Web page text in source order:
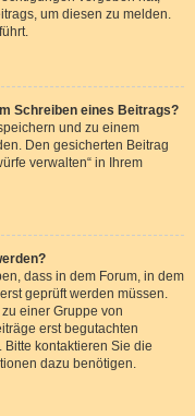
um diesen zu melden.
Schreiben eines Beitrags?
und zu einem
Den gesicherten Beitrag
verwalten“ in Ihrem
dass in dem Forum, in dem
geprüft werden müssen.
einer Gruppe von
erst begutachten
kontaktieren Sie die
dazu benötigen.